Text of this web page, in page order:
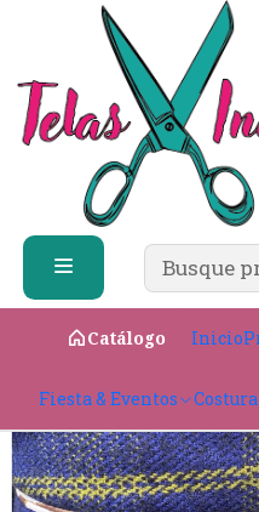
Catálogo Inicio
Fiesta & Eventos
✨ ¿Cómo comprar?
Telas para Vestir
Lanas y Paños
Paño